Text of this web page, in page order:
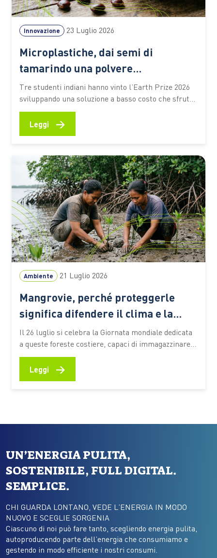
Innovazione 23 Luglio 2026
Microplastiche, dai semi di
tamarindo una polvere
biodegradabile che depura l’acqua
senza elettricità
Tre studenti indiani hanno vinto l’Earth Prize 2026
sviluppando una soluzione a basso costo che sfrutta
materiali naturali e particelle magnetiche per
catturare gli inquinanti. Un’idea che potrebbe
tamarindo, una polvere biodegradabile e un
sistema…
Leggi →
Ambiente 21 Luglio 2026
Mangrovie, perché proteggerle
significa difendere il clima e la
biodiversità
Il 26 luglio si celebra la Giornata mondiale dedicata
a queste foreste costiere, capaci di immagazzinare
CO2, attenuare gli effetti degli eventi estremi e
sostenere la vita e le economie di milioni di persone
Leggi →
UN’ENERGIA PULITA,
SOSTENIBILE, FULL DIGITAL.
SEMPLICE.
CHI GUARDA LONTANO, VEDE L’ENERGIA IN MODO
NUOVO E SCEGLIE SORGENIA
Ciascuno di noi può fare tanto, scegliendo energia pulita,
autoproducendo parte dell’energia che consumiamo e
gestendo in modo efficiente i nostri consumi.